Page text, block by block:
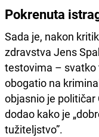
Pokrenuta
Sada je, nakon
zdravstva Jens
testovima – svatko
obogatio na
objasnio je političar
dodao kako je
tužiteljstvo”.